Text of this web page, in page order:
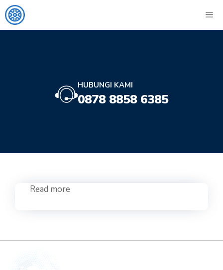
Langsung
ke
isi
HUBUNGI KAMI
0878 8858 6385
Read more